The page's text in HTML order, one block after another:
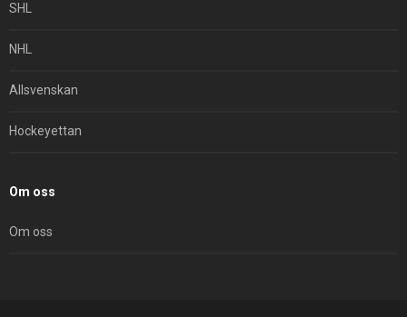
SHL
NHL
Allsvenskan
Hockeyettan
Om oss
Om oss